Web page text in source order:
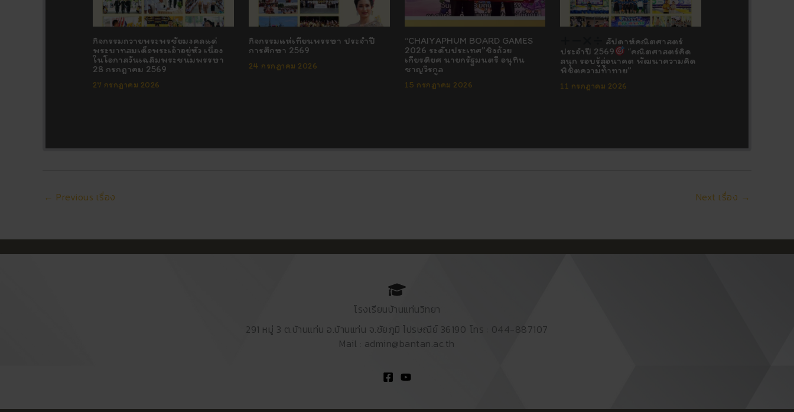
กิจกรรมถวายพระพรชัยมงคลแด่
พระบาทสมเด็จพระเจ้าอยู่หัว เนื่อง
ในโอกาสวันเฉลิมพระชนมพรรษา
28 กรกฎาคม 2569
27 กรกฎาคม 2026
กิจกรรมแห่เทียนพรรษา ประจำปี
การศึกษา 2569
24 กรกฎาคม 2026
“CHAIYAPHUM BOARD GAMES
2026 ระดับประเทศ”ชิงถ้วย
เกียรติยศ นายกรัฐมนตรี อนุทิน
ชาญวีรกูล
15 กรกฎาคม 2026
สัปดาห์คณิตศาสตร์
ประจำปี 2569
“คณิตศาสตร์คิด
สนุก รอบรู้สู่อนาคต พัฒนาความคิด
พิชิตความท้าทาย”
11 กรกฎาคม 2026
← Previous เรื่อง Next เรื่อง →
โรงเรียนบ้านแท่นวิทยา
291 หมู่ 3 ต.บ้านแท่น อ.บ้านแท่น จ.ชัยภูมิ ไปรษณีย์ 36190 โทร : 044-887107
Mail : admin@bantan.ac.th